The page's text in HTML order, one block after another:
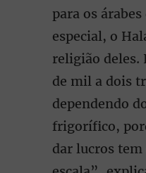
para os
especial, o
religião deles.
de mil a dois
dependendo
frigorífico,
dar lucros tem